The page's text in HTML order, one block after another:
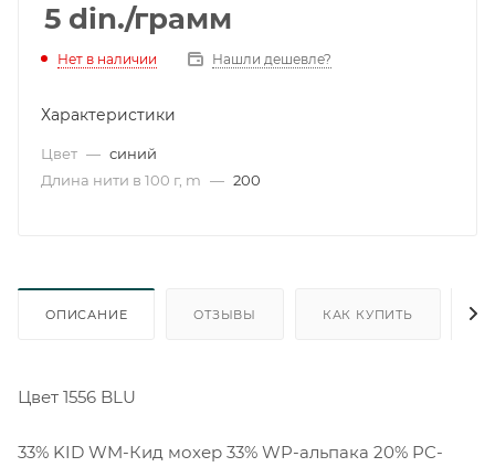
5 din./грамм
Нет в наличии Нашли дешевле?
Характеристики
Цвет — синий
Длина нити в 100 г, m — 200
ОПИСАНИЕ ОТЗЫВЫ КАК КУПИТЬ
Цвет 1556 BLU
33% KID WM-Кид мохер 33% WP-альпака 20% PC-